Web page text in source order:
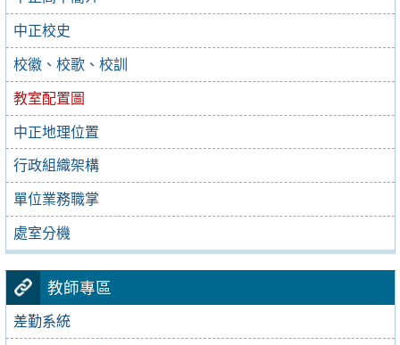
中正校史
校徽、校歌、校訓
教室配置圖
中正地理位置
行政組織架構
單位業務職掌
處室分機
教師專區
差勤系統